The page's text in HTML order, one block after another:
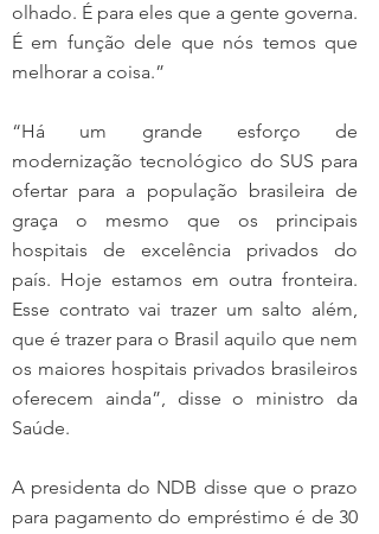
olhado. É para eles que a gente governa.
É em função dele que nós temos que
melhorar a coisa.”
“Há um grande esforço de
modernização tecnológico do SUS para
ofertar para a população brasileira de
graça o mesmo que os principais
hospitais de excelência privados do
país. Hoje estamos em outra fronteira.
Esse contrato vai trazer um salto além,
que é trazer para o Brasil aquilo que nem
os maiores hospitais privados brasileiros
oferecem ainda”, disse o ministro da
Saúde.
A presidenta do NDB disse que o prazo
para pagamento do empréstimo é de 30